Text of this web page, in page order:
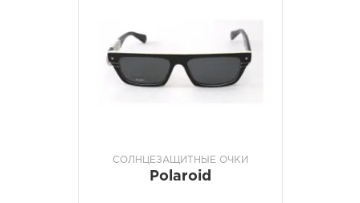
СОЛНЦЕЗАЩИТНЫЕ ОЧКИ
Polaroid